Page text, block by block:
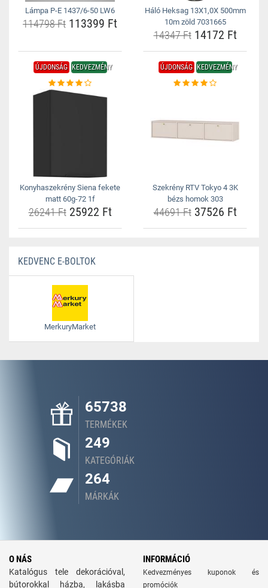
Lámpa P-E 1437/6-50 LW6
114798 Ft 113399 Ft
Háló Heksag 13X1,0X 500mm
10m zöld 7031665
14347 Ft14172 Ft
ÚJDONSÁG KEDVEZMÉNY
Konyhaszekrény Siena fekete
matt 60g-72 1f
26241 Ft25922 Ft
ÚJDONSÁG KEDVEZMÉNY
Szekrény RTV Tokyo 4 3K
bézs homok 303
44691 Ft37526 Ft
KEDVENC E-BOLTOK
MerkuryMarket
65738
TERMÉKEK
249
KATEGÓRIÁK
264
MÁRKÁK
O NÁS
Katalógus tele dekorációval,
bútorokkal házba, lakásba
INFORMÁCIÓ
Kedvezményes kuponok és
promóciók